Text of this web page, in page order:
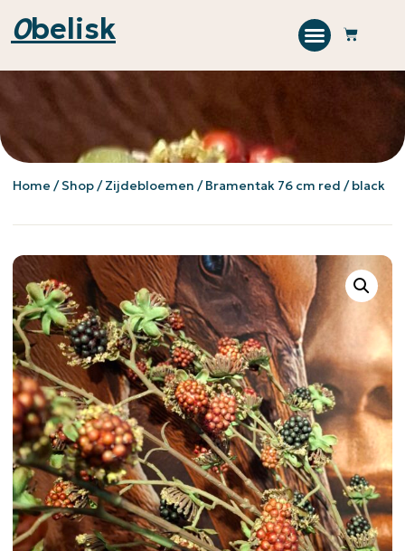
0belisk
Home /Shop/Zijdebloemen / Bramentak 76 cm red / black